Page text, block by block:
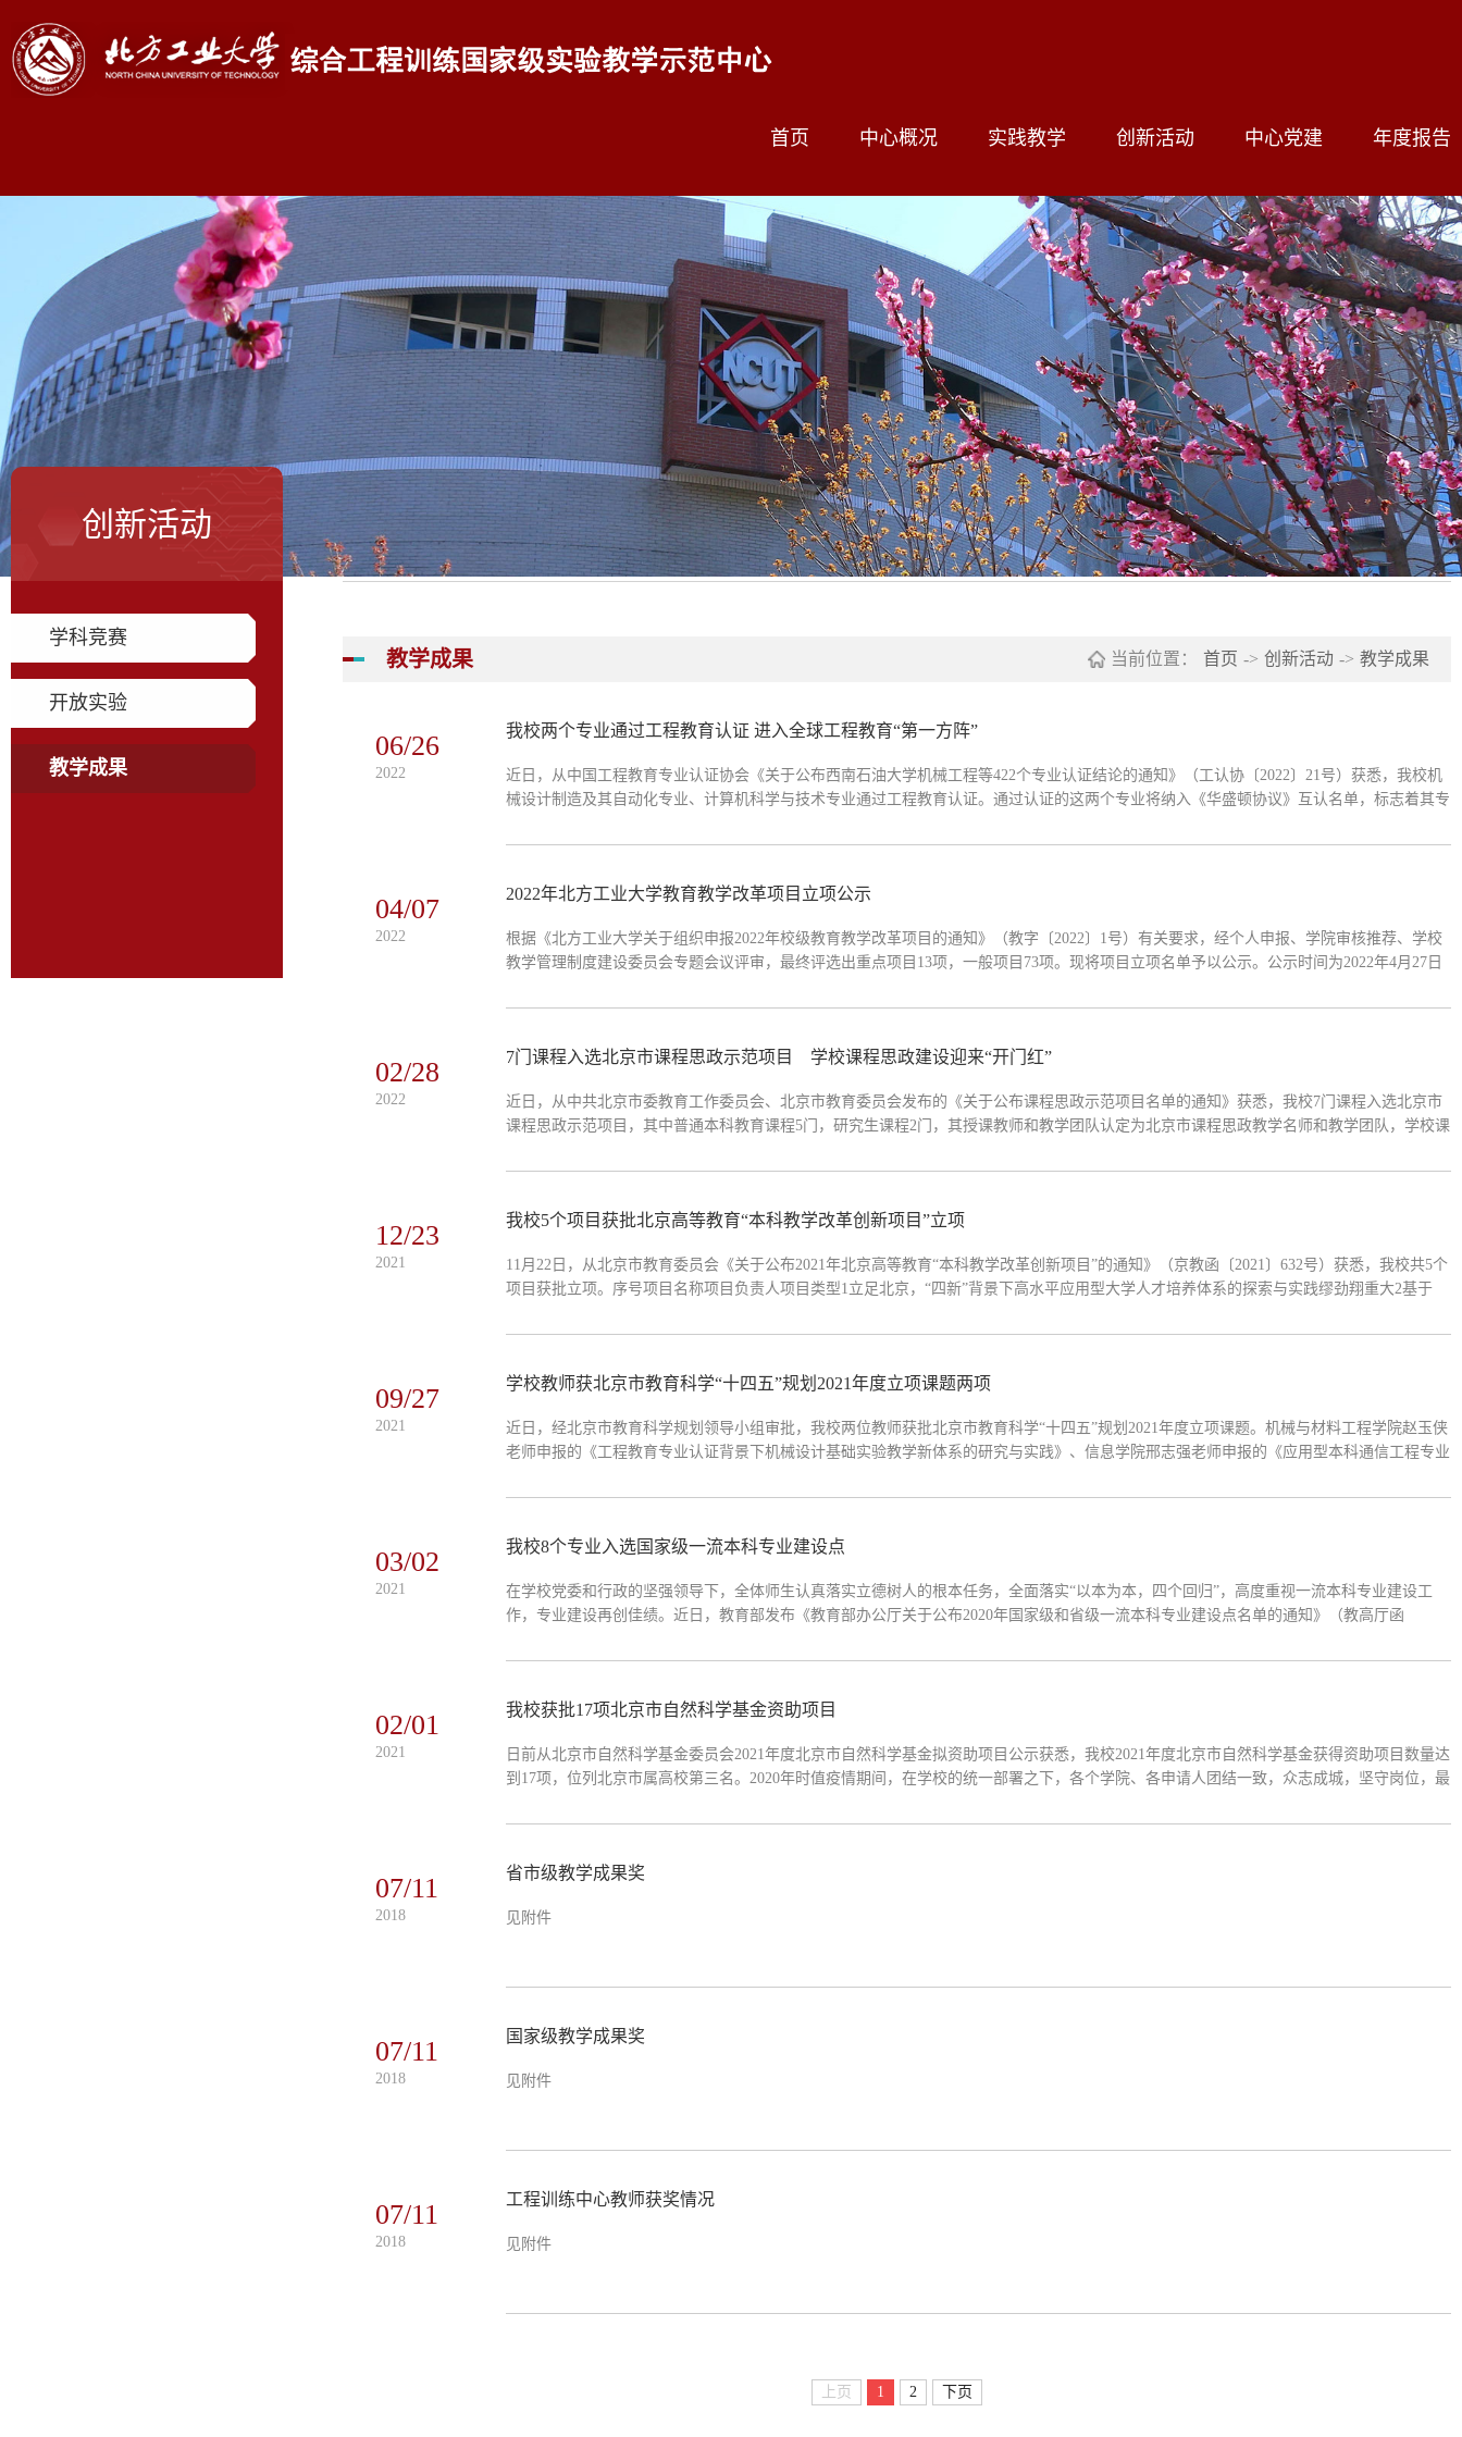
首页 中心概况 实践教学 创新活动 中心党建 年度报告
创新活动
学科竞赛
开放实验
教学成果
教学成果 当前位置： 首页 -> 创新活动 -> 教学成果
06/26
2022
我校两个专业通过工程教育认证 进入全球工程教育“第一方阵”
近日，从中国工程教育专业认证协会《关于公布西南石油大学机械工程等422个专业认证结论的通知》（工认协〔2022〕21号）获悉，我校机
械设计制造及其自动化专业、计算机科学与技术专业通过工程教育认证。通过认证的这两个专业将纳入《华盛顿协议》互认名单，标志着其专
程教育专业认证协会组织开...
04/07
2022
2022年北方工业大学教育教学改革项目立项公示
根据《北方工业大学关于组织申报2022年校级教育教学改革项目的通知》（教字〔2022〕1号）有关要求，经个人申报、学院审核推荐、学校
教学管理制度建设委员会专题会议评审，最终评选出重点项目13项，一般项目73项。现将项目立项名单予以公示。公示时间为2022年4月27日
话：88803515附件：2022年北方...
02/28
2022
7门课程入选北京市课程思政示范项目 学校课程思政建设迎来“开门红”
近日，从中共北京市委教育工作委员会、北京市教育委员会发布的《关于公布课程思政示范项目名单的通知》获悉，我校7门课程入选北京市
课程思政示范项目，其中普通本科教育课程5门，研究生课程2门，其授课教师和教学团队认定为北京市课程思政教学名师和教学团队，学校课
政元素及其承载的德育功能...
12/23
2021
我校5个项目获批北京高等教育“本科教学改革创新项目”立项
11月22日，从北京市教育委员会《关于公布2021年北京高等教育“本科教学改革创新项目”的通知》（京教函〔2021〕632号）获悉，我校共5个
项目获批立项。序号项目名称项目负责人项目类型1立足北京，“四新”背景下高水平应用型大学人才培养体系的探索与实践缪劲翔重大2基于
色社会主义思想融入高校...
09/27
2021
学校教师获北京市教育科学“十四五”规划2021年度立项课题两项
近日，经北京市教育科学规划领导小组审批，我校两位教师获批北京市教育科学“十四五”规划2021年度立项课题。机械与材料工程学院赵玉侠
老师申报的《工程教育专业认证背景下机械设计基础实验教学新体系的研究与实践》、信息学院邢志强老师申报的《应用型本科通信工程专业
高水平教改课题申报。2...
03/02
2021
我校8个专业入选国家级一流本科专业建设点
在学校党委和行政的坚强领导下，全体师生认真落实立德树人的根本任务，全面落实“以本为本，四个回归”，高度重视一流本科专业建设工
作，专业建设再创佳绩。近日，教育部发布《教育部办公厅关于公布2020年国家级和省级一流本科专业建设点名单的通知》（教高厅函
流本科专业建设点入选专业序号专业...
02/01
2021
我校获批17项北京市自然科学基金资助项目
日前从北京市自然科学基金委员会2021年度北京市自然科学基金拟资助项目公示获悉，我校2021年度北京市自然科学基金获得资助项目数量达
到17项，位列北京市属高校第三名。2020年时值疫情期间，在学校的统一部署之下，各个学院、各申请人团结一致，众志成城，坚守岗位，最
史最高纪录。学校高度重视基...
07/11
2018
省市级教学成果奖
见附件
07/11
2018
国家级教学成果奖
见附件
07/11
2018
工程训练中心教师获奖情况
见附件
上页 1 2 下页